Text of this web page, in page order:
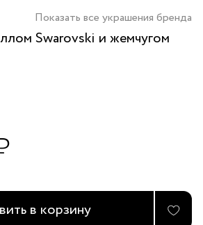
Показать все украшения бренда
Swarovski и жемчугом
в корзину